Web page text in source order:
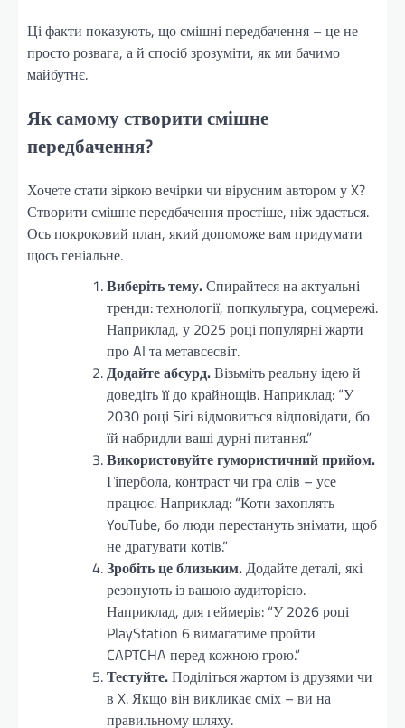
Ці факти показують, що смішні передбачення – це не
просто розвага, а й спосіб зрозуміти, як ми бачимо
майбутнє.
Як самому створити смішне
передбачення?
Хочете стати зіркою вечірки чи вірусним автором у X?
Створити смішне передбачення простіше, ніж здається.
Ось покроковий план, який допоможе вам придумати
щось геніальне.
Виберіть тему.Спирайтеся на актуальні
тренди: технології, попкультура, соцмережі.
Наприклад, у 2025 році популярні жарти
про AI та метавсесвіт.
Додайте абсурд.Візьміть реальну ідею й
доведіть її до крайнощів. Наприклад: “У
2030 році Siri відмовиться відповідати, бо
їй набридли ваші дурні питання.”
Використовуйте гумористичний прийом.
Гіпербола, контраст чи гра слів – усе
працює. Наприклад: “Коти захоплять
YouTube, бо люди перестануть знімати, щоб
не дратувати котів.”
Зробіть це близьким.Додайте деталі, які
резонують із вашою аудиторією.
Наприклад, для геймерів: “У 2026 році
PlayStation 6 вимагатиме пройти
CAPTCHA перед кожною грою.”
Тестуйте.Поділіться жартом із друзями чи
в X. Якщо він викликає сміх – ви на
правильному шляху.